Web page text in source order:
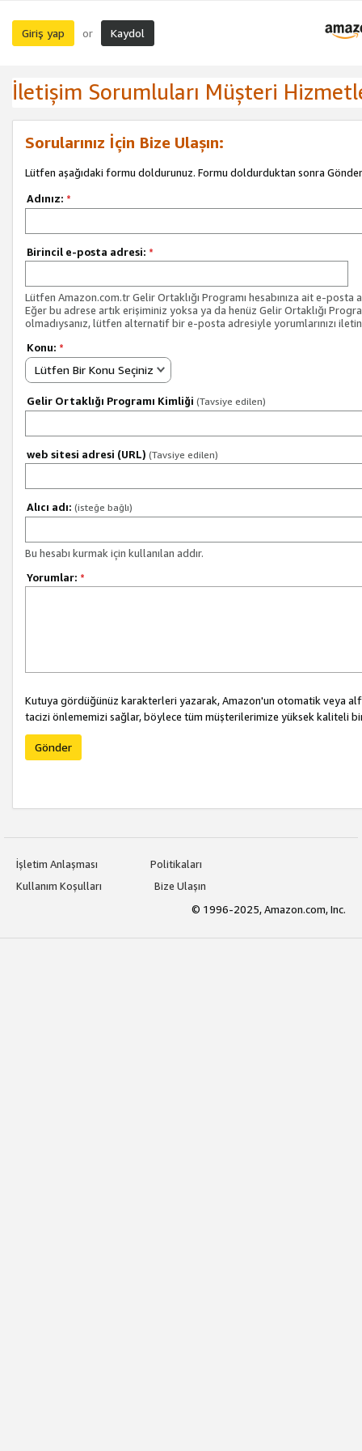
Giriş yap or Kaydol
İletişim Sorumluları Müşteri
Sorularınız İçin Bize Ulaşın:
Lütfen aşağıdaki formu doldurunuz. Formu doldurduktan sonra Gönder
Adınız: *
Birincil e-posta adresi: *
Lütfen Amazon.com.tr Gelir Ortaklığı Programı hesabınıza ait e-posta
Eğer bu adrese artık erişiminiz yoksa ya da henüz Gelir Ortaklığı
olmadıysanız, lütfen alternatif bir e-posta adresiyle yorumlarınızı
Konu: *
Lütfen Bir Konu Seçiniz
Gelir Ortaklığı Programı Kimliği (Tavsiye edilen)
web sitesi adresi (URL) (Tavsiye edilen)
Alıcı adı: (isteğe bağlı)
Bu hesabı kurmak için kullanılan addır.
Yorumlar: *
Kutuya gördüğünüz karakterleri yazarak, Amazon'un otomatik veya
tacizi önlememizi sağlar, böylece tüm müşterilerimize yüksek kaliteli
Gönder
İşletim Anlaşması
Politikaları
Kullanım Koşulları
Bize Ulaşın
© 1996-2025, Amazon.com, Inc.